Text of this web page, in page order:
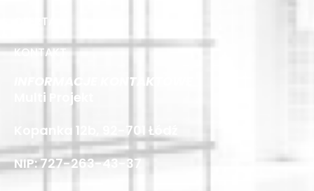
OFERTA
KONTAKT
INFORMACJE KONTAKTOWE
Multi Projekt
Kopanka 12b, 92-701 Łódź
NIP: 727-263-43-37